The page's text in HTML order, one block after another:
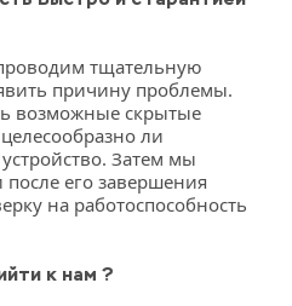
тщательную
причину проблемы.
возможные скрытые
ли
Затем мы
его завершения
на работоспособность
к нам ?